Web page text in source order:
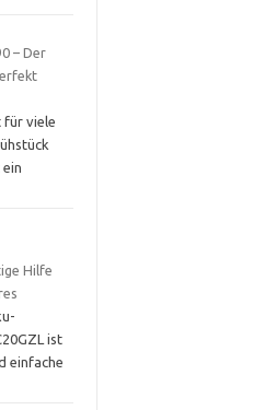
– Der
für viele
Hilfe
ist
einfache